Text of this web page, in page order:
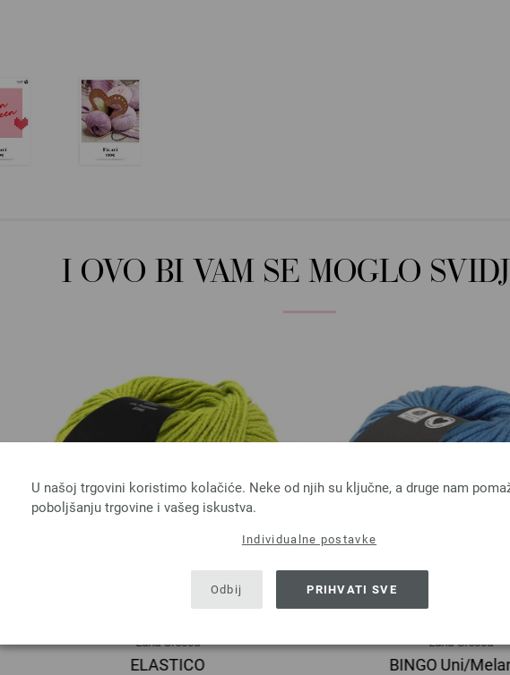
U našoj trgovini koristimo kolačiće. Neke od njih su ključne, a druge nam
poboljšanju trgovine i vašeg iskustva.
Individualne postavke
Odbij PRIHVATI SVE
I OVO BI VAM SE MOGLO
Lana Grossa
ELASTICO
Lana Grossa
BINGO Uni/